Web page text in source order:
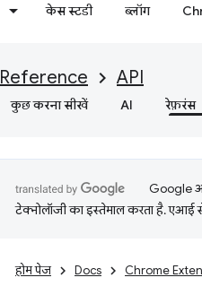
केस स्टडी ब्लॉग
Reference API
कुछ करना सीखें AI रेफ़रंस
Google
टेक्नोलॉजी का इस्तेमाल करता है. एआई
होम पेज Docs Chrome